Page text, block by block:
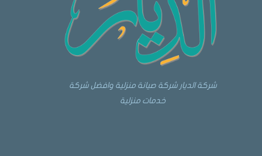
شركة الديار شركة صيانة منزلية وافضل شركة
خدمات منزلية